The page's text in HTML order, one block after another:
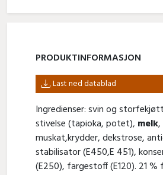
PRODUKT­INFORMASJON
Last ned datablad
Ingredienser: svin og
stivelse (tapioka, potet), melk,
muskat,krydder, dekstrose,
stabilisator (E450,E 451),
(E250), fargestoff (E120). 21